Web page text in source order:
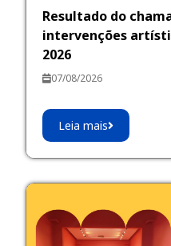
Resultado do
intervenções
2026
07/08/2026
Leia mais